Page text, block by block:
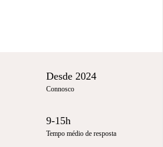
Desde 2024
Connosco
9-15h
Tempo médio de resposta